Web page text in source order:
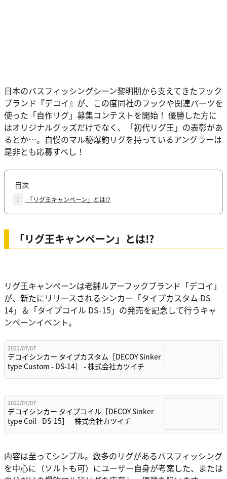
日本のバスフィッシングシーン黎明期から支えてきたフック
ブランド『デコイ』が、この度同社のフックや関連パーツを
使った「自作リグ」募集コンテストを開始！ 優勝した方に
はオリジナルグッズだけでなく、「初代リグ王」の表彰があ
るとか…。自慢のマル秘爆釣リグを持っているアングラーは
是非とも応募すべし！
目次
1 「リグ王キャンペーン」とは!?
「リグ王キャンペーン」とは!?
リグ王キャンペーンは老舗ルアーフックブランド「デコイ」
が、新たにリリースされるシンカー「タイプカスタム DS-
14」＆「タイプコイル DS-15」の発売を記念して行うキャ
ンペーンイベント。
2022/07/07
デコイシンカー タイプカスタム［DECOY Sinker
type Custom - DS-14］ - 株式会社カツイチ
2022/07/07
デコイシンカー タイプコイル［DECOY Sinker
type Coil - DS-15］ - 株式会社カツイチ
内容は至ってシンプル。数多のリグがあるバスフィッシング
を中心に（ソルトも可）にユーザー自身が考案した、または